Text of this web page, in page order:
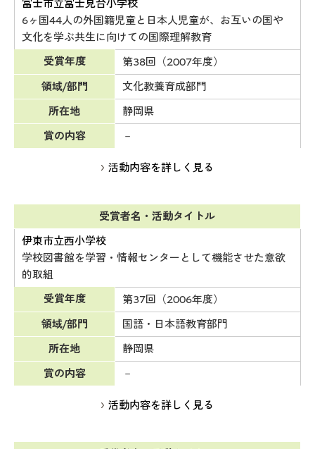
富士市立富士見台小学校
6ヶ国44人の外国籍児童と日本人児童が、お互いの国や
文化を学ぶ共生に向けての国際理解教育
受賞年度
第38回（2007年度）
領域/部門
文化教養育成部門
所在地
静岡県
賞の内容
－
活動内容を詳しく見る
受賞者名・活動タイトル
伊東市立西小学校
学校図書館を学習・情報センターとして機能させた意欲
的取組
受賞年度
第37回（2006年度）
領域/部門
国語・日本語教育部門
所在地
静岡県
賞の内容
－
活動内容を詳しく見る